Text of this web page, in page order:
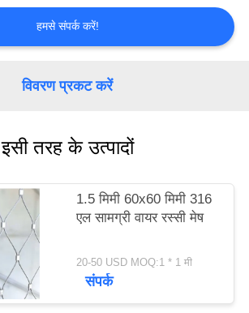
हमसे संपर्क करें!
विवरण प्रकट करें
इसी तरह के उत्पादों
1.5 मिमी 60x60 मिमी 316
एल सामग्री वायर रस्सी मेष
20-50 USD MOQ:1 * 1 मी
संपर्क